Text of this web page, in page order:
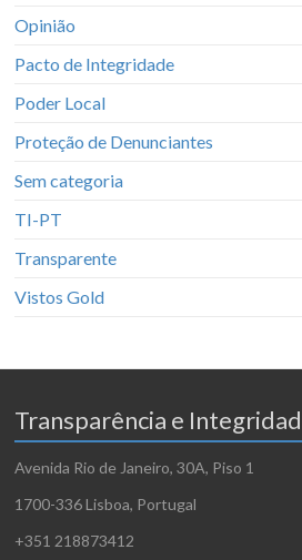
Opinião
Pacto de Integridade
Poder Local
Proteção de Denunciantes
Sem categoria
TI-PT
Transparente
Vistos Gold
Transparência e
Avenida Rio de Janeiro, 30A, Piso 1
1700-336 Lisboa, Portugal
+351 218873412